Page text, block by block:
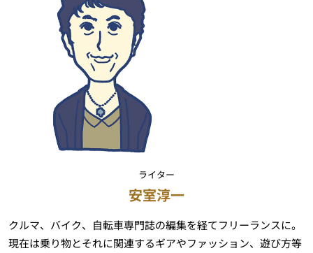
ライター
安室淳一
クルマ、バイク、自転車専門誌の編集を経てフリーランスに。
現在は乗り物とそれに関連するギアやファッション、遊び方等